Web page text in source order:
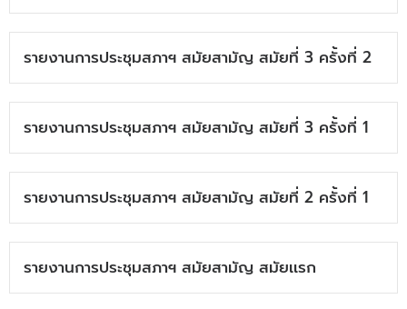
รายงานการประชุมสภาฯ สมัยสามัญ สมัยที่ 3 ครั้งที่ 2
รายงานการประชุมสภาฯ สมัยสามัญ สมัยที่ 3 ครั้งที่ 1
รายงานการประชุมสภาฯ สมัยสามัญ สมัยที่ 2 ครั้งที่ 1
รายงานการประชุมสภาฯ สมัยสามัญ สมัยเเรก